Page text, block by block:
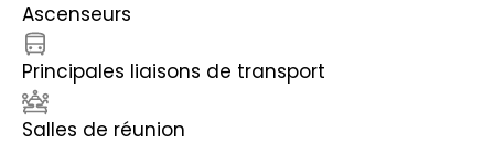
Ascenseurs
Principales liaisons de transport
Salles de réunion